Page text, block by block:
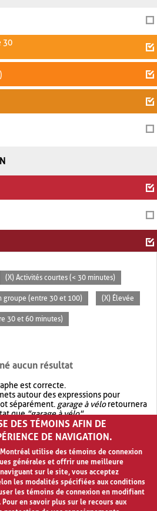
30
(X) Activités courtes (< 30 minutes)
groupe (entre 30 et 100) (X) Élevée
30 et 60 minutes)
aucun résultat
est correcte.
autour des expressions pour
séparément. garage à véloretournera
que"garage à vélo".
recherche avec OR.garage OR vélo
de résultat quegarage à vélo
DES TÉMOINS AFIN DE
DE NAVIGATION.
utilise des témoins de connexion
générales et offrir une meilleure
sur le site, vous acceptez
les modalités spécifiées aux conditions
les témoins de connexion en modifiant
en savoir plus sur le recours aux